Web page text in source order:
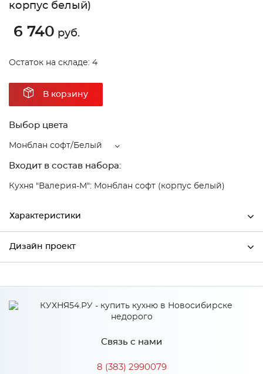
корпус белый)
6 740 руб.
Остаток на складе: 4
В корзину
Выбор цвета
Монблан софт/Белый
Входит в состав набора:
Кухня "Валерия-М": Монблан софт (корпус белый)
Характеристики
Ширина
Сурская мебель
Монблан софт/Белый
МДФ
Дизайн проект
*
Связь с нами
8 (383) 2990079